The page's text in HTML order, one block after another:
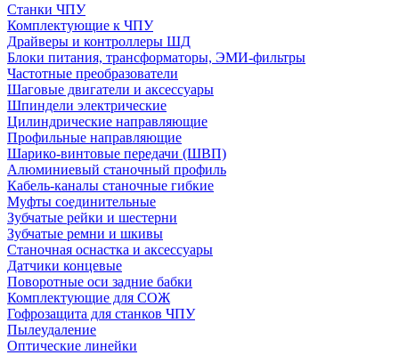
Станки ЧПУ
Комплектующие к ЧПУ
Драйверы и контроллеры ШД
Блоки питания, трансформаторы, ЭМИ-фильтры
Частотные преобразователи
Шаговые двигатели и аксессуары
Шпиндели электрические
Цилиндрические направляющие
Профильные направляющие
Шарико-винтовые передачи (ШВП)
Алюминиевый станочный профиль
Кабель-каналы станочные гибкие
Муфты соединительные
Зубчатые рейки и шестерни
Зубчатые ремни и шкивы
Станочная оснастка и аксессуары
Датчики концевые
Поворотные оси задние бабки
Комплектующие для СОЖ
Гофрозащита для станков ЧПУ
Пылеудаление
Оптические линейки